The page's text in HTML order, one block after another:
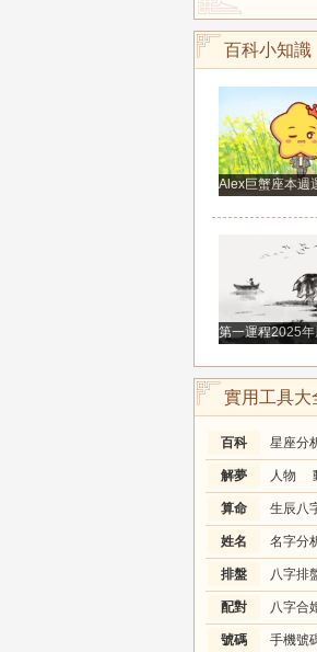
百科小知識
Alex巨蟹座本週
第一運程2025
實用工具大
百科 星座分
解夢 人物
算命 生辰八
姓名 名字分
排盤 八字排
配對 八字合
號碼 手機號